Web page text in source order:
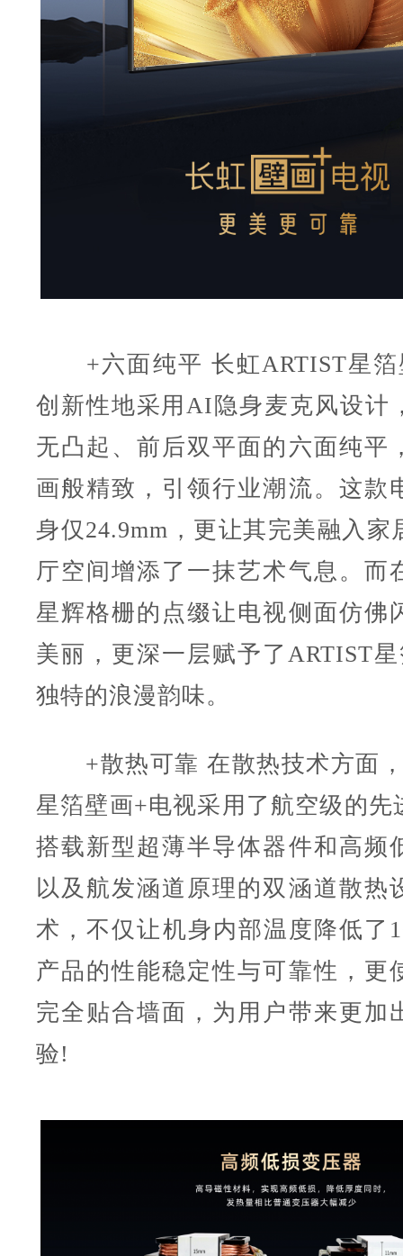
+六面纯平 长虹ARTIST星箔
创新性地采用AI隐身麦克风设计
无凸起、前后双平面的六面纯平
画般精致，引领行业潮流。这款
身仅24.9mm，更让其完美融入家
厅空间增添了一抹艺术气息。而
星辉格栅的点缀让电视侧面仿佛
美丽，更深一层赋予了ARTIST
独特的浪漫韵味。
+散热可靠 在散热技术方面，
星箔壁画+电视采用了航空级的先
搭载新型超薄半导体器件和高频
以及航发涵道原理的双涵道散热
术，不仅让机身内部温度降低了
产品的性能稳定性与可靠性，更
完全贴合墙面，为用户带来更加
验!